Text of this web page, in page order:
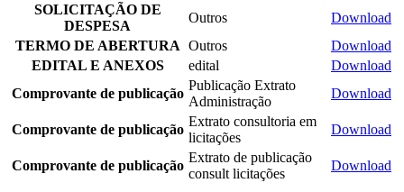
SOLICITAÇÃO DE
DESPESA
Outros
Download
TERMO DE ABERTURA Outros
Download
EDITAL E ANEXOS
edital
Download
Comprovante de publicação
Publicação Extrato
Administração
Download
Comprovante de publicação
Extrato consultoria em
licitações
Download
Comprovante de publicação
Extrato de publicação
consult licitações
Download